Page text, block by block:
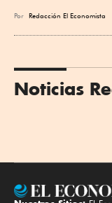
Por Redacción El Economista
Noticias